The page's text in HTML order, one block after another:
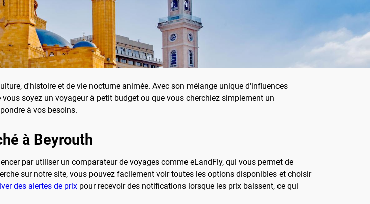
d'histoire et de vie nocturne animée. Avec son mélange unique d'influences
soyez un voyageur à petit budget ou que vous cherchiez simplement un
à vos besoins.
à Beyrouth
par utiliser un comparateur de voyages comme eLandFly, qui vous permet de
sur notre site, vous pouvez facilement voir toutes les options disponibles et choisir
des alertes de prix pour recevoir des notifications lorsque les prix baissent, ce qui